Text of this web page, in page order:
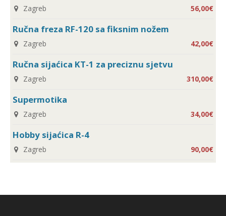
Zagreb 56,00€
Ručna freza RF-120 sa fiksnim nožem
Zagreb 42,00€
Ručna sijaćica KT-1 za preciznu sjetvu
Zagreb 310,00€
Supermotika
Zagreb 34,00€
Hobby sijaćica R-4
Zagreb 90,00€